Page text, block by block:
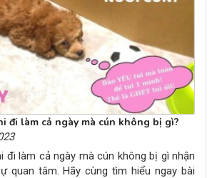
đi làm cả ngày mà cún không bị gì?
đi làm cả ngày mà cún không bị gì nhận
quan tâm. Hãy cùng tìm hiểu ngay bài